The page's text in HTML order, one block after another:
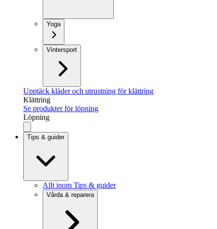
Yoga
Vintersport
Upptäck kläder och utrustning för klättring
Klättring
Se produkter för löpning
Löpning
Tips & guider
Allt inom Tips & guider
Vårda & reparera